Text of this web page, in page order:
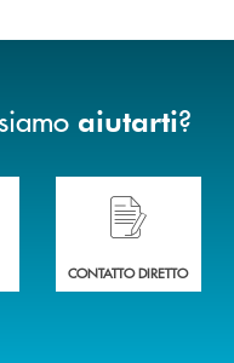
aiutarti?
completo delle filiali .
Hai bisogno di
CONTATTO DIRETTO